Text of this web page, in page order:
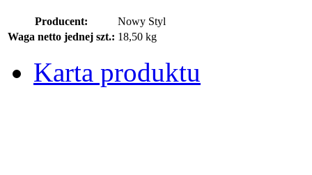
Producent:
Nowy Styl
Waga netto jednej szt.: 18,50 kg
Karta produktu